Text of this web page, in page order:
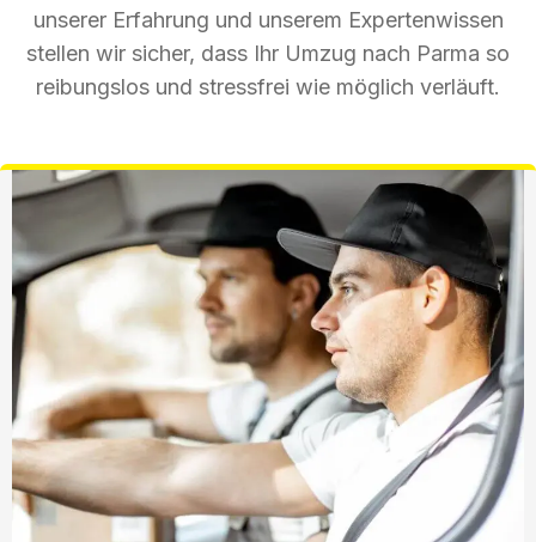
unserer Erfahrung und unserem Expertenwissen
stellen wir sicher, dass Ihr Umzug nach Parma so
reibungslos und stressfrei wie möglich verläuft.